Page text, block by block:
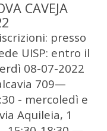
CAVEJA
presso
UISP: entro il
08-07-2022
709—
- mercoledì e
Aquileia, 1